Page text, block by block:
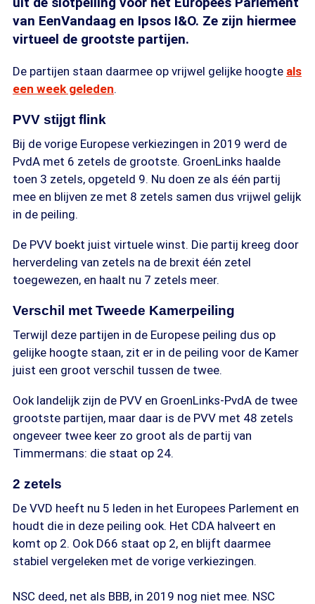
van EenVandaag en Ipsos I&O. Ze zijn hiermee
virtueel de grootste partijen.
De partijen staan daarmee op vrijwel gelijke hoogte als
een week geleden.
PVV stijgt flink
Bij de vorige Europese verkiezingen in 2019 werd de
PvdA met 6 zetels de grootste. GroenLinks haalde
toen 3 zetels, opgeteld 9. Nu doen ze als één partij
mee en blijven ze met 8 zetels samen dus vrijwel gelijk
in de peiling.
De PVV boekt juist virtuele winst. Die partij kreeg door
herverdeling van zetels na de brexit één zetel
toegewezen, en haalt nu 7 zetels meer.
Verschil met Tweede Kamerpeiling
Terwijl deze partijen in de Europese peiling dus op
gelijke hoogte staan, zit er in de peiling voor de Kamer
juist een groot verschil tussen de twee.
Ook landelijk zijn de PVV en GroenLinks-PvdA de twee
grootste partijen, maar daar is de PVV met 48 zetels
ongeveer twee keer zo groot als de partij van
Timmermans: die staat op 24.
2 zetels
De VVD heeft nu 5 leden in het Europees Parlement en
houdt die in deze peiling ook. Het CDA halveert en
komt op 2. Ook D66 staat op 2, en blijft daarmee
stabiel vergeleken met de vorige verkiezingen.
NSC deed, net als BBB, in 2019 nog niet mee. NSC